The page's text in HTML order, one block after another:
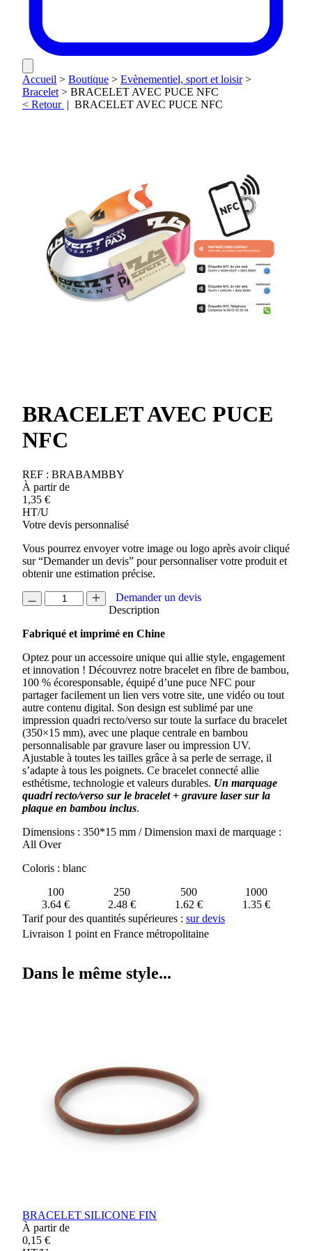
Accueil > Boutique > Evènementiel, sport et loisir>
Bracelet> BRACELET AVEC PUCE NFC
< Retour | BRACELET AVEC PUCE NFC
BRACELET AVEC PUCE
NFC
REF : BRABAMBBY
À partir de
1,35 €
HT/U
Votre devis personnalisé
Vous pourrez envoyer votre image ou logo après avoir cliqué
sur “Demander un devis” pour personnaliser votre produit et
obtenir une estimation précise.
quantité
de
AVEC
NFC
Demander un devis
Description
Fabriqué et imprimé en Chine
Optez pour un accessoire unique qui allie style, engagement
et innovation ! Découvrez notre bracelet en fibre de bambou,
100 % écoresponsable, équipé d’une puce NFC pour
partager facilement un lien vers votre site, une vidéo ou tout
autre contenu digital. Son design est sublimé par une
impression quadri recto/verso sur toute la surface du bracelet
(350×15 mm), avec une plaque centrale en bambou
personnalisable par gravure laser ou impression UV.
Ajustable à toutes les tailles grâce à sa perle de serrage, il
s’adapte à tous les poignets. Ce bracelet connecté allie
esthétisme, technologie et valeurs durables. Un marquage
quadri recto/verso sur le bracelet + gravure laser sur la
plaque en bambou inclus.
Dimensions : 350*15 mm / Dimension maxi de marquage :
All Over
Coloris : blanc
100
250 500
1000
3.64 €
2.48 € 1.62 €
1.35 €
Tarif pour des quantités supérieures : sur devis
Livraison 1 point en France métropolitaine
Dans le même style...
BRACELET SILICONE FIN
À partir de
0,15 €